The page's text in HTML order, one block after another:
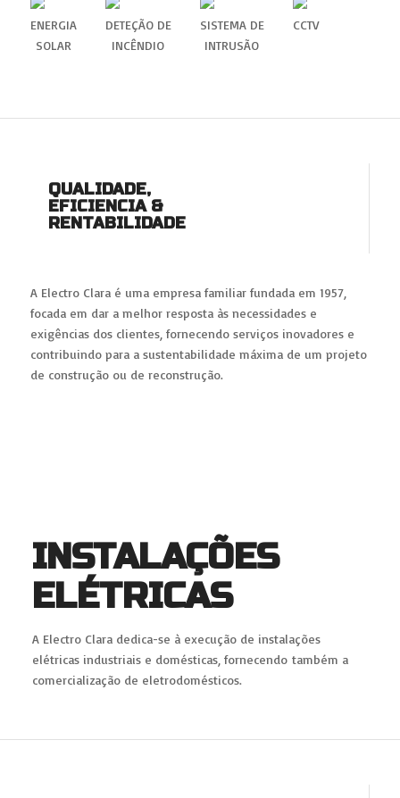
ENERGIA
SOLAR
DETEÇÃO DE
INCÊNDIO
SISTEMA DE
INTRUSÃO
CCTV
QUALIDADE,
EFICIENCIA &
RENTABILIDADE
A Electro Clara é uma empresa familiar fundada em 1957,
focada em dar a melhor resposta às necessidades e
exigências dos clientes, fornecendo serviços inovadores e
contribuindo para a sustentabilidade máxima de um projeto
de construção ou de reconstrução.
INSTALAÇÕES
ELÉTRICAS
A Electro Clara dedica-se à execução de instalações
elétricas industriais e domésticas, fornecendo também a
comercialização de eletrodomésticos.